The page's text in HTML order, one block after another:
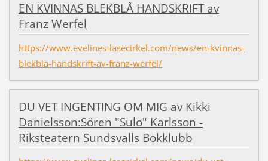
EN KVINNAS BLEKBLÅ HANDSKRIFT av
Franz Werfel
https://www.evelines-lasecirkel.com/news/en-kvinnas-
blekbla-handskrift-av-franz-werfel/
DU VET INGENTING OM MIG av Kikki
Danielsson:Sören "Sulo" Karlsson -
Riksteatern Sundsvalls Bokklubb